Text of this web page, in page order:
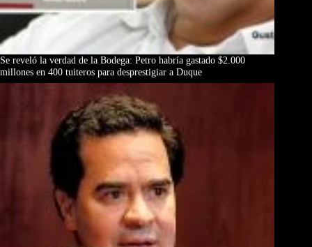
Se reveló la verdad de la Bodega: Petro habría gastado $2.000
millones en 400 tuiteros para desprestigiar a Duque